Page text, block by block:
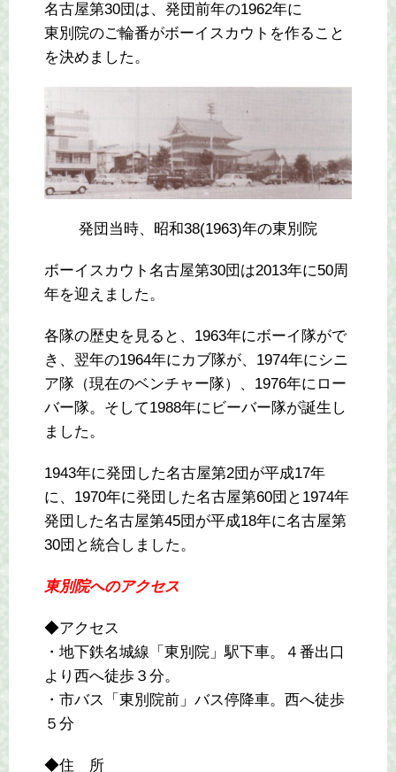
名古屋第30団は、発団前年の1962年に
東別院のご輪番がボーイスカウトを作ること
を決めました。
発団当時、昭和38(1963)年の東別院
ボーイスカウト名古屋第30団は2013年に50周
年を迎えました。
各隊の歴史を見ると、1963年にボーイ隊がで
き、翌年の1964年にカブ隊が、1974年にシニ
ア隊（現在のベンチャー隊）、1976年にロー
バー隊。そして1988年にビーバー隊が誕生し
ました。
1943年に発団した名古屋第2団が平成17年
に、1970年に発団した名古屋第60団と1974年
発団した名古屋第45団が平成18年に名古屋第
30団と統合しました。
東別院へのアクセス
◆アクセス
・地下鉄名城線「東別院」駅下車。４番出口
より西へ徒歩３分。
・市バス「東別院前」バス停降車。西へ徒歩
５分
◆住 所